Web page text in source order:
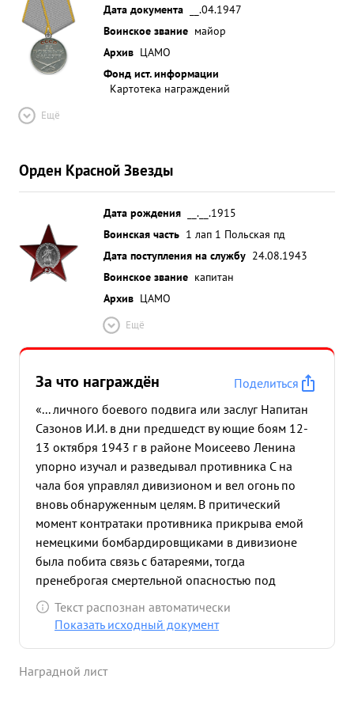
Дата документа
__.04.1947
Воинское звание майор
Архив ЦАМО
Фонд ист. информации
Картотека награждений
Ещё
Орден Красной Звезды
Дата рождения
__.__.1915
Воинская часть 1 лап 1 Польская пд
Дата поступления на службу 24.08.1943
Воинское звание капитан
Архив ЦАМО
Ещё
За что награждён
Поделиться
«... личного боевого подвига или заслуг Напитан
Сазонов И.И. в дни предшедст ву ющие боям 12-
13 октября 1943 г в районе Моисеево Ленина
упорно изучал и разведывал противника С на
чала боя управлял дивизионом и вел огонь по
вновь обнаруженным целям. В притический
момент контратаки противника прикрыва емой
немецкими бомбардировщиками в дивизионе
была побита связь с батареями, тогда
пренеброгая смертельной опасностью под
разрывами бомб добежал до неродалени
стоящей его батареи отражавшей прамой
Сазонов был тяжело контужен и ранен разрывом
Текст распознан автоматически
Показать исходный документ
Наградной лист